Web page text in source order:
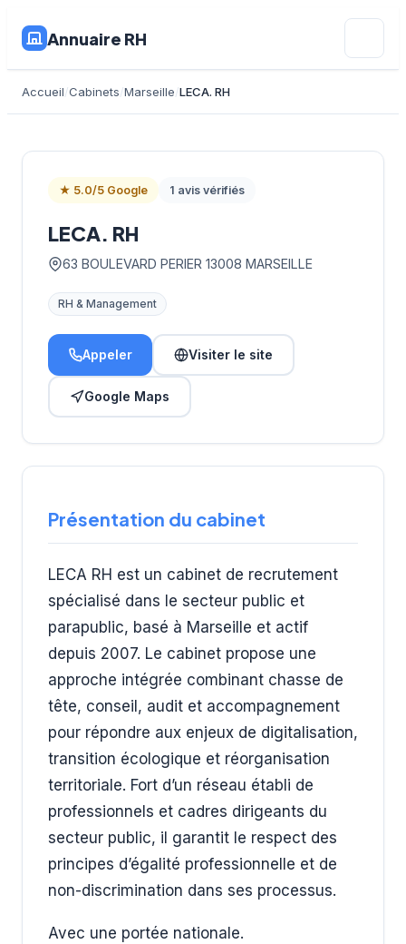
Annuaire RH
Accueil Cabinets Marseille LECA. RH
★ 5.0/5 Google 1 avis vérifiés
LECA. RH
63 BOULEVARD PERIER 13008 MARSEILLE
RH & Management
Appeler Visiter le site
Google Maps
Présentation du cabinet
LECA RH est un cabinet de recrutement
spécialisé dans le secteur public et
parapublic, basé à Marseille et actif
depuis 2007. Le cabinet propose une
approche intégrée combinant chasse de
tête, conseil, audit et accompagnement
pour répondre aux enjeux de digitalisation,
transition écologique et réorganisation
territoriale. Fort d’un réseau établi de
professionnels et cadres dirigeants du
secteur public, il garantit le respect des
principes d’égalité professionnelle et de
non-discrimination dans ses processus.
Avec une portée nationale.